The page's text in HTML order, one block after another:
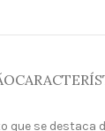
que se destaca